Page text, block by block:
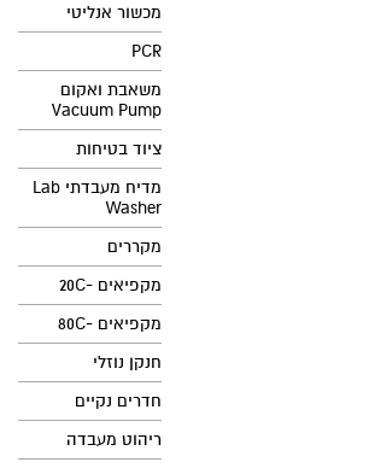
מכשור אנליטי
PCR
משאבת ואקום
Vacuum Pump
ציוד בטיחות
מדיח מעבדתי Lab
Washer
מקררים
מקפיאים -20C
מקפיאים -80C
חנקן נוזלי
חדרים נקיים
ריהוט מעבדה